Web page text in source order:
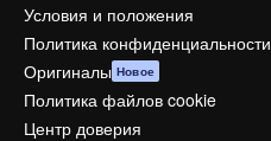
Условия и положения
Политика конфиденциальности
Оригиналы Новое
Политика файлов cookie
Центр доверия